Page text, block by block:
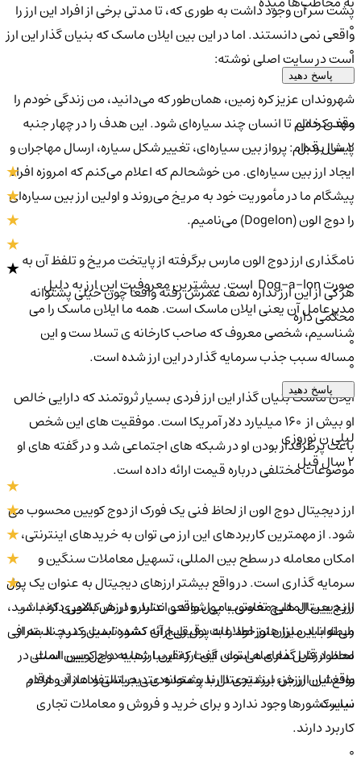
پشت سر آن وجود داشت به طوری که، تا مدتی برخی از افراد این ارز را
واقعی نمی دانستند. اما در این بین ایلان ماسک که بنیان گذار این ارز
است در سایت اصلی نوشته:
شهروندان عزیز کره زمین، همان‌طور که می‌دانید، من زندگی خودم را
وقف کرده‌ام تا انسان چند سیاره‌ای شود. این هدف را در چهار جنبه
پیش برده‌ام: پرواز بین سیاره‌ای، تغییر شکل سیاره، ارسال مهاجران و
ایجاد ارز بین سیاره‌ای. من خوشحالم که اعلام می‌کنم که امروزه افراد
پیشگام ما در مأموریت خود به مریخ می‌روند و اولین ارز بین سیاره‌ای
را دوج الون (Dogelon) می‌نامیم.
نامگذاری ارز دوج الون مارس برگرفته از پایتخت مریخ و تلفظ آن به
صورت Dog-a-lon است. بیشترین معروفیت این ارز به دلیل
مدیرعامل آن یعنی ایلان ماسک است. همه ما ایلان ماسک را می
شناسیم، شخصی معروف که صاحب کارخانه ی تسلا ست و این
مساله سبب جذب سرمایه گذار در این ارز شده است.
ایلان ماسک بنیان گذار این ارز فردی بسیار ثروتمند که دارایی خالص
او بیش از 160 میلیارد دلار آمریکا است. موفقیت های این شخص
باعث پرطرفدار بودن او در شبکه های اجتماعی شد و در گفته های او
موضوعات مختلفی درباره قیمت ارائه داده است.
ارز دیجیتال دوج الون از لحاظ فنی یک فورک از دوج کویین محسوب می
شود. از مهمترین کاربردهای این ارز می توان به خریدهای اینترنتی،
امکان معامله در سطح بین المللی، تسهیل معاملات سنگین و
سرمایه گذاری است. در واقع بیشتر ارزهای دیجیتال به عنوان یک پول
رایج بین المللی محسوب می شوند و اعتبار و ارزش بالایی دارند. در
رابطه با این ارز هنوز اطلاعات دقیقی ارائه نشده است و در چند صرافی
محدود قابل معامله است. این ارز تقریبا شبیه دوج کویین است. در
واقع این ارز جزء ارز دیجیتال با پشتوانه ی دیجیتالی و اعداد و ارقام
نیست.
پاسخ دهید
مهدی خانی
هر کی از این ارز نداره نصف عمرش رفته واقعا چون خیلی پشتوانه
محکمی داره
پاسخ دهید
لیلی ن نوروزی
ارز دیجیتال هیچ تفاوتی با پول واقعی ندارد و در هر کشوری که باشید،
می توانید میزان ارز خود را به پول رایج آن کشور تبدیل کنید. البته از
لحاظ ارزش گذاری می توان گفت که این ارزها به دلیل بین المللی
بودنشان ارزش بیشتری دارند و محدودیتی در استفاده از آن ها در
سایر کشورها وجود ندارد و برای خرید و فروش و معاملات تجاری
کاربرد دارند.